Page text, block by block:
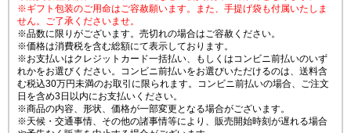
※ギフト包装のご用命はご容赦願います。また、手提げ袋も付属いたしま
せん。ご了承くださいませ。
※品数に限りがございます。売切れの場合はご容赦ください。
※価格は消費税を含む総額にて表示しております。
※お支払いはクレジットカード一括払い、もしくはコンビニ前払いのいず
れかをお選びください。コンビニ前払いをお選びいただけるのは、送料含
む税込30万円未満のお取引に限られます。コンビニ前払いの場合、ご注文
日を含め3日以内にお支払いください。
※商品の内容、形状、価格が一部変更となる場合がございます。
※天候・交通事情、その他の諸事情等により、販売開始時刻が遅れる場合